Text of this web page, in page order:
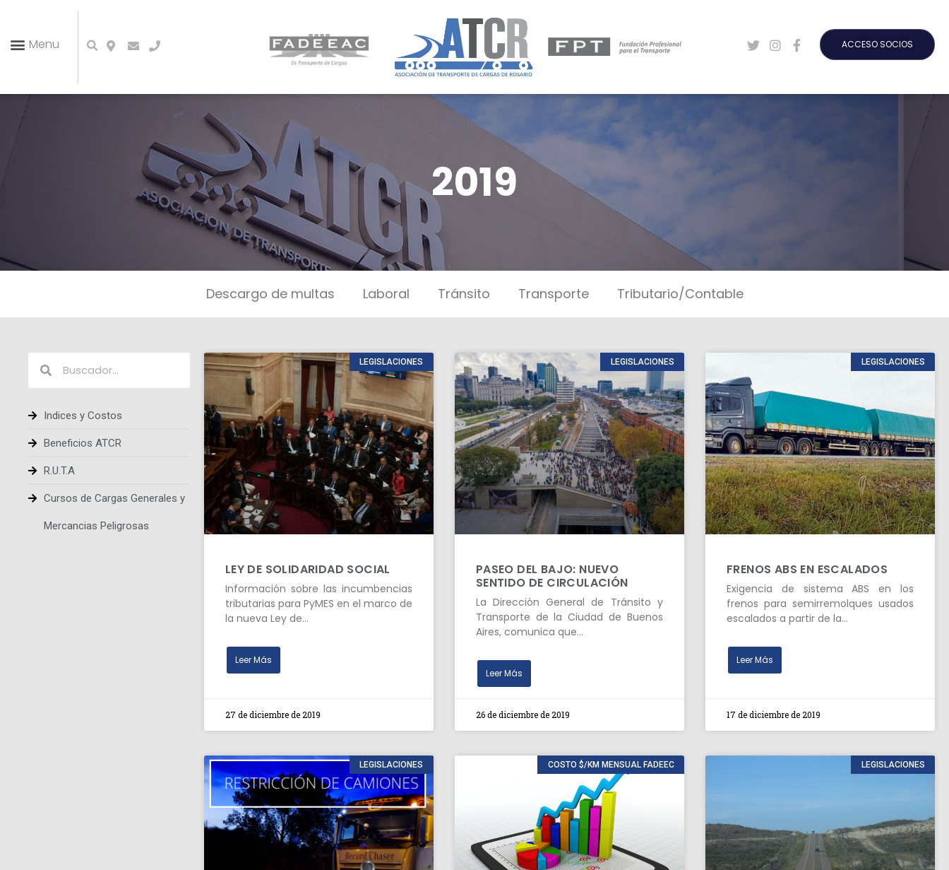
ACCESO SOCIOS
2019
Descargo de multas Laboral Tránsito Transporte Tributario/Contable
Indices y Costos
Beneficios ATCR
R.U.T.A
Cursos de Cargas Generales y
Mercancias Peligrosas
LEGISLACIONES
LEY DE SOLIDARIDAD SOCIAL
Información sobre las incumbencias
tributarias para PyMES en el marco de
la nueva Ley de…
Leer Más
27 de diciembre de 2019
LEGISLACIONES
PASEO DEL BAJO: NUEVO
SENTIDO DE CIRCULACIÓN
La Dirección General de Tránsito y
Transporte de la Ciudad de Buenos
Aires, comunica que…
Leer Más
26 de diciembre de 2019
LEGISLACIONES
FRENOS ABS EN ESCALADOS
Exigencia de sistema ABS en los
frenos para semirremolques usados
escalados a partir de la…
Leer Más
17 de diciembre de 2019
LEGISLACIONES COSTO $/KM MENSUAL FADEEC LEGISLACIONES